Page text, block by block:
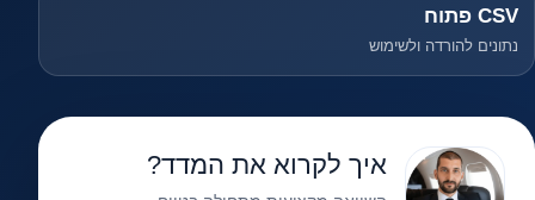
CSV פתוח
נתונים להורדה ולשימוש
איך לקרוא את המדד?